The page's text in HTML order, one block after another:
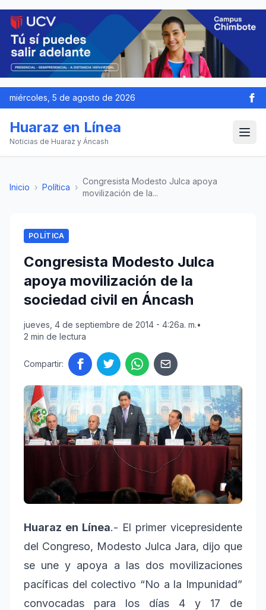
miércoles, 5 de agosto de 2026
Huaraz en Línea
Noticias de Huaraz y Áncash
Inicio › Política ›
Congresista Modesto Julca apoya
movilización de la...
POLÍTICA
Congresista Modesto Julca
apoya movilización de la
sociedad civil en Áncash
jueves, 4 de septiembre de 2014 - 4:26a. m.•
2 min de lectura
Compartir:
Huaraz en Línea.- El primer vicepresidente
del Congreso, Modesto Julca Jara, dijo que
se une y apoya a las dos movilizaciones
pacíficas del colectivo “No a la Impunidad”
convocadas para los días 4 y 17 de